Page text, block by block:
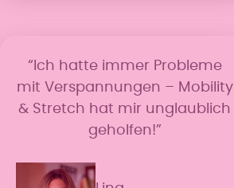
“Ich hatte immer Probleme
mit Verspannungen – Mobility
& Stretch hat mir unglaublich
geholfen!”